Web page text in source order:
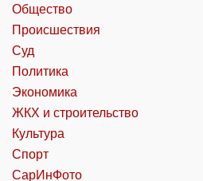
Общество
Происшествия
Суд
Политика
Экономика
ЖКХ и строительство
Культура
Спорт
СарИнФото